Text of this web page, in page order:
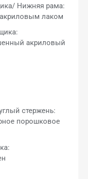
Нижняя рама:
лаком
акриловый
стержень:
порошковое